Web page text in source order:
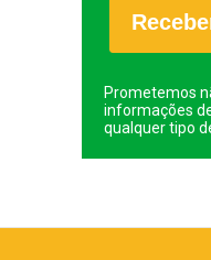
Prometemos
informações
qualquer tipo